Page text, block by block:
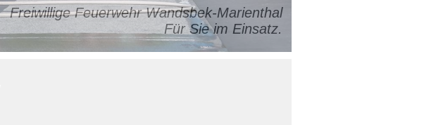
Freiwillige Feuerwehr Wandsbek-Marienthal
Für Sie im Einsatz.